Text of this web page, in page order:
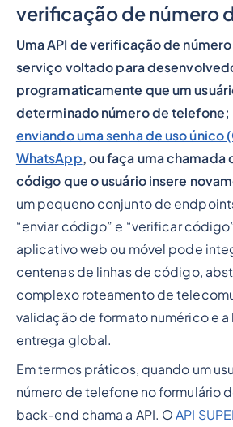
verificação de número
Uma API de verificação de
serviço voltado para
programaticamente que um
determinado número de
enviando uma senha de uso único
WhatsApp, ou faça uma chamada
código que o usuário insere
um pequeno conjunto de
“enviar código” e “verificar
aplicativo web ou móvel pode
centenas de linhas de código,
complexo roteamento de
validação de formato numérico e
entrega global.
Em termos práticos, quando um
número de telefone no formulário
back-end chama a API. OAPI